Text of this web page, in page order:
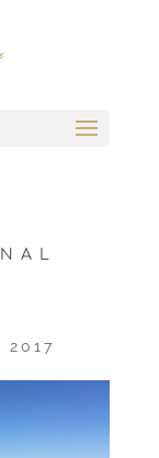
2017